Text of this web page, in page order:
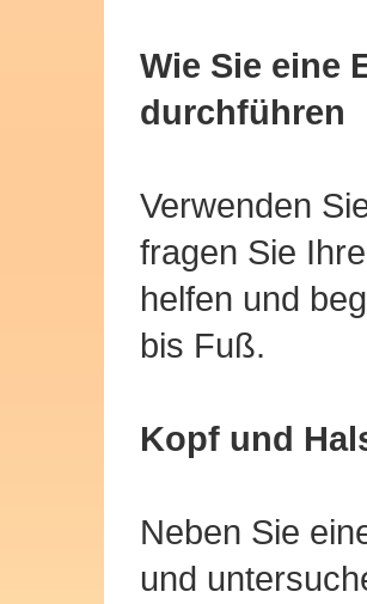
Wie Sie eine
durchführen
Verwenden
fragen Sie
helfen und
bis Fuß.
Kopf und
Neben Sie
und